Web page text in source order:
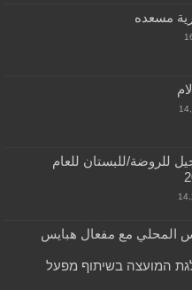
للبستان للعام
مع مفعال هبايس
בשיתוף מפעל